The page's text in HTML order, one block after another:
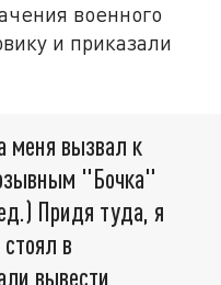
военного
и приказали
меня вызвал к
"Бочка"
Придя туда, я
в
вывести